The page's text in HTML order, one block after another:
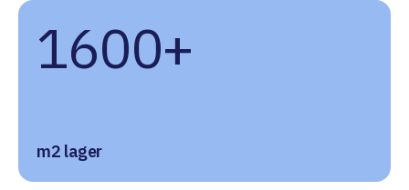
1600+
m2 lager